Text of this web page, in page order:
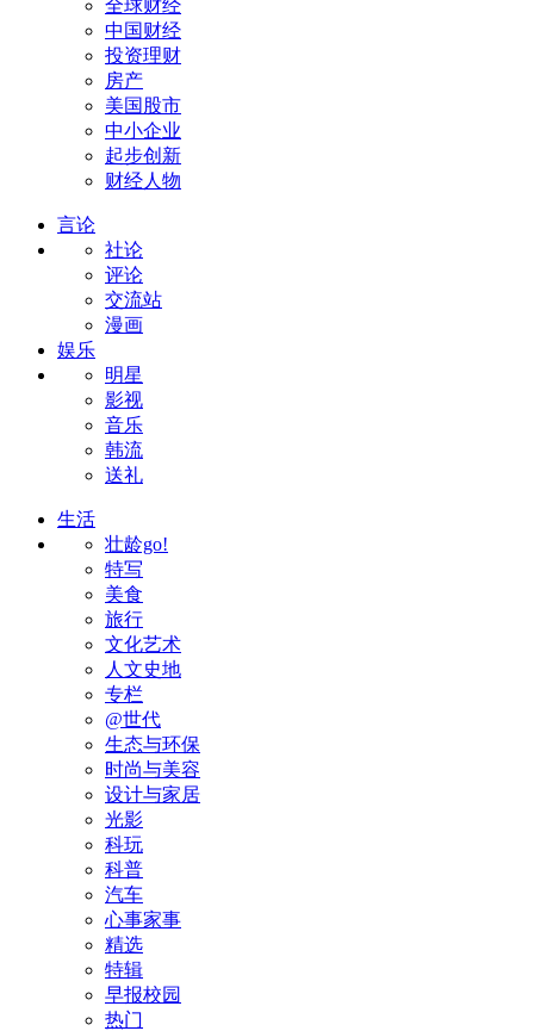
全球财经
中国财经
投资理财
房产
美国股市
中小企业
起步创新
财经人物
言论
社论
评论
交流站
漫画
娱乐
明星
影视
音乐
韩流
送礼
生活
壮龄go!
特写
美食
旅行
文化艺术
人文史地
专栏
@世代
生态与环保
时尚与美容
设计与家居
光影
科玩
科普
汽车
心事家事
精选
特辑
早报校园
热门